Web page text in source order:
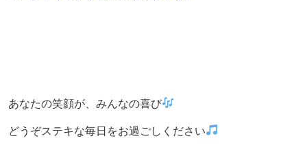
あなたの笑顔が、みんなの喜び
どうぞステキな毎日をお過ごしください